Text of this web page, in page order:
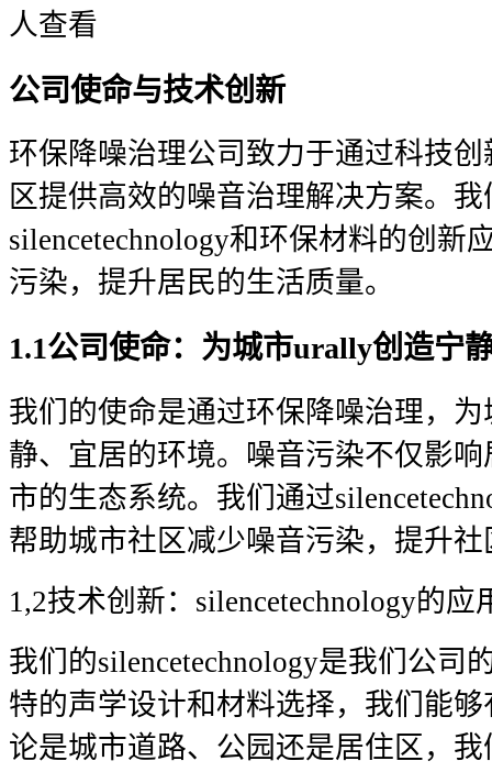
人查看
公司使命与技术创新
环保降噪治理公司致力于通过科技
区提供高效的噪音治理解决方案。
silencetechnology和环保材料的创新
污染，提升居民的生活质量。
1.1公司使命：为城市urally创造宁
我们的使命是通过环保降噪治理，
静、宜居的环境。噪音污染不仅影
市的生态系统。我们通过
帮助城市社区减少噪音污染，提升
1,2技术创新：silencetechnology的应
我们的silencetechnology是我们公司
特的声学设计和材料选择，我们能
论是城市道路、公园还是居住区，